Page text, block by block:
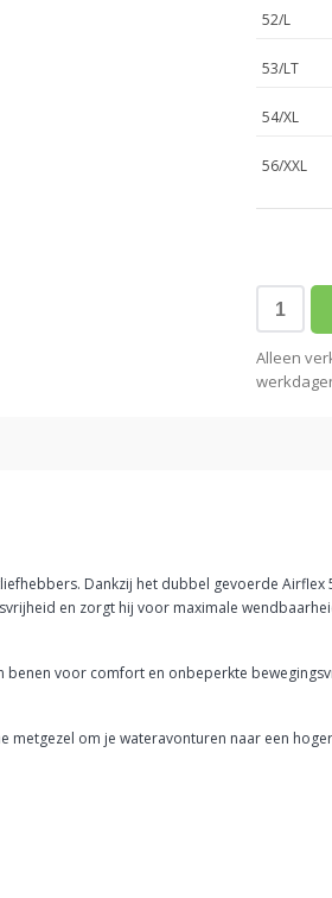
52/L
53/LT
54/XL
56/XXL
Alleen
Dankzij het dubbel gevoerde
en zorgt hij voor maximale
voor comfort en onbeperkte
metgezel om je wateravonturen naar een